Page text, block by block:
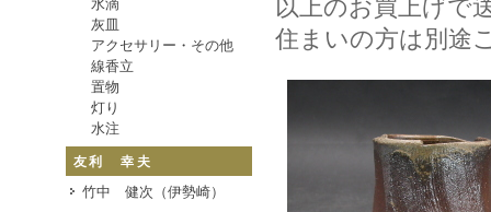
水滴
灰皿
アクセサリー・その他
線香立
置物
灯り
水注
友利 幸夫
竹中 健次（伊勢崎）
以上のお買上げで
住まいの方は別途